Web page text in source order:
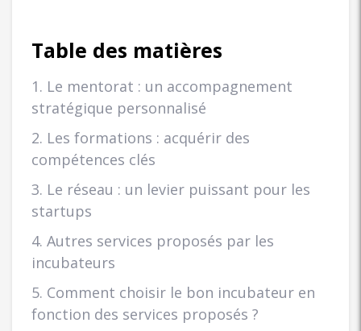
Table des matières
1. Le mentorat : un accompagnement
stratégique personnalisé
2. Les formations : acquérir des
compétences clés
3. Le réseau : un levier puissant pour les
startups
4. Autres services proposés par les
incubateurs
5. Comment choisir le bon incubateur en
fonction des services proposés ?